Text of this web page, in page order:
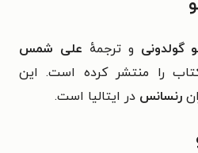
گولدونی و ترجمهٔ علی شمس
را منتشر کرده است. این
رنسانس در ایتالیا است.